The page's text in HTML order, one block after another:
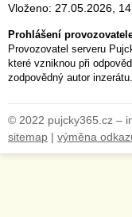
Vloženo: 27.05.2026,
Prohlášení
Provozovatel serveru
které vzniknou při
zodpovědný autor inzerátu.
© 2022 pujcky365.cz –
sitemap | výměna